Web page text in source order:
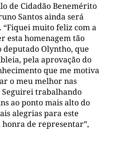
de Cidadão Benemérito
Santos ainda será
muito feliz com a
esta homenagem tão
Olyntho, que
pela aprovação do
que me motiva
o meu melhor nas
Seguirei trabalhando
ao ponto mais alto do
alegrias para este
honra de representar”,